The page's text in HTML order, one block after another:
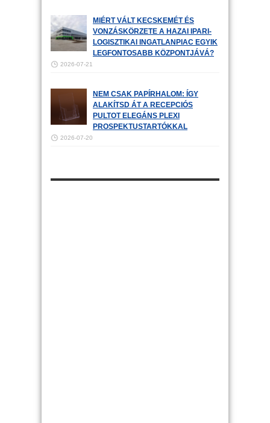
MIÉRT VÁLT KECSKEMÉT ÉS
VONZÁSKÖRZETE A HAZAI IPARI-
LOGISZTIKAI INGATLANPIAC EGYIK
LEGFONTOSABB KÖZPONTJÁVÁ?
2026-07-21
NEM CSAK PAPÍRHALOM: ÍGY
ALAKÍTSD ÁT A RECEPCIÓS
PULTOT ELEGÁNS PLEXI
PROSPEKTUSTARTÓKKAL
2026-07-20